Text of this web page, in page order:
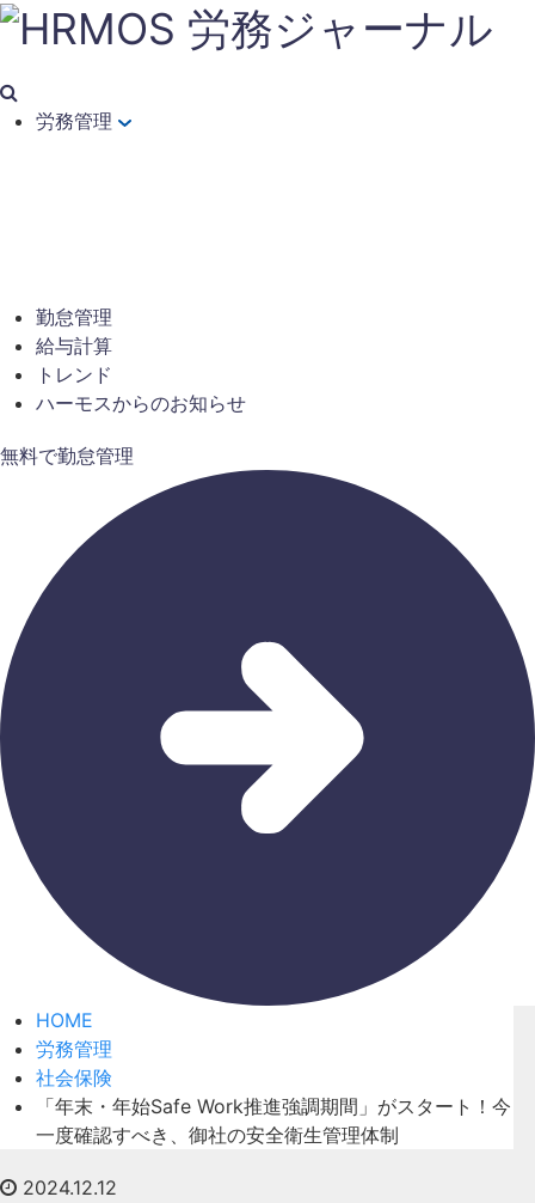
労務管理
勤怠管理
給与計算
トレンド
ハーモスからのお知らせ
無料で勤怠管理
HOME
労務管理
社会保険
「年末・年始Safe Work推進強調期間」がスタート！今
一度確認すべき、御社の安全衛生管理体制
2024.12.12